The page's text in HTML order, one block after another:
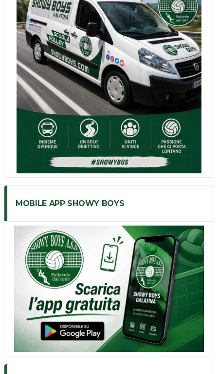
MOBILE APP SHOWY BOYS